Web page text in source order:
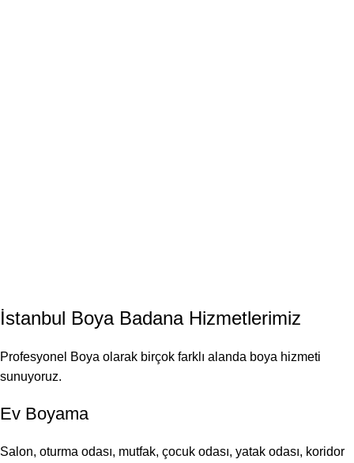
İstanbul Boya BadanaHizmetlerimiz
Profesyonel Boya olarak birçok farklı alanda boya hizmeti
sunuyoruz.
Ev Boyama
Salon, oturma odası, mutfak, çocuk odası, yatak odası, koridor